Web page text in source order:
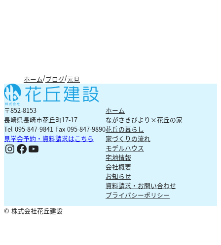
ホーム ブログ 元旦
〒852-8153
長崎県長崎市花丘町17-17
Tel 095-847-9841 Fax 095-847-9890
見学会予約・資料請求はこちら
IgFbYouTube
ホーム
ながさきびより×花丘の家
花丘の暮らし
家づくりの流れ
モデルハウス
宅地情報
会社概要
お知らせ
資料請求・お問い合わせ
プライバシーポリシー
© 株式会社花丘建設